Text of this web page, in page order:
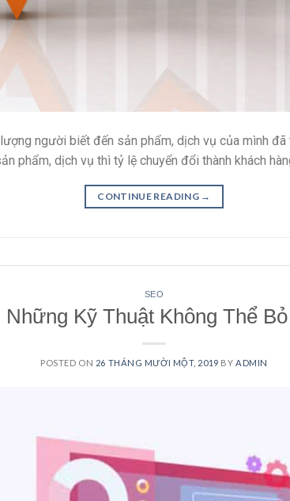
người biết đến sản phẩm, dịch vụ của mình
phẩm, dịch vụ thì tỷ lệ chuyển đổi thành khách
CONTINUE READING →
SEO
Những Kỹ Thuật Không Thể
POSTED ON 26 THÁNG MƯỜI MỘT, 2019 BY ADMIN